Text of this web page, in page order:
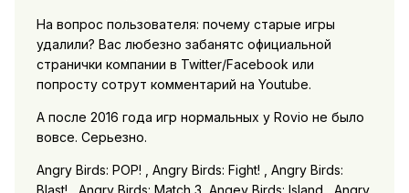
На вопрос пользователя: почему старые игры
удалили? Вас любезно забанятс официальной
странички компании в Twitter/Facebook или
попросту сотрут комментарий на Youtube.
А после 2016 года игр нормальных у Rovio не было
вовсе. Серьезно.
Angry Birds: POP! , Angry Birds: Fight! , Angry Birds:
Blast! , Angry Birds: Match 3, Angey Birds: Island , Angry